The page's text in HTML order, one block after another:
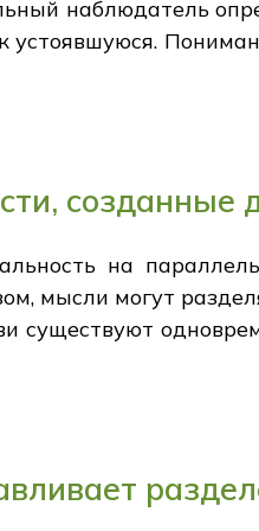
наблюдатель
созданные
на
мысли могут
существуют